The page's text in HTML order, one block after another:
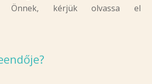
Önnek, kérjük olvassa el